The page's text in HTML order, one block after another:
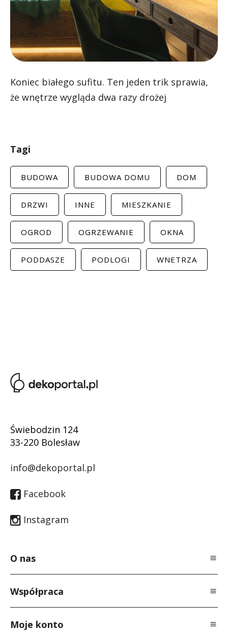
Koniec białego sufitu. Ten jeden trik sprawia,
że wnętrze wygląda dwa razy drożej
Tagi
BUDOWA BUDOWA DOMU DOM
DRZWI INNE MIESZKANIE
OGROD OGRZEWANIE OKNA
PODDASZE PODLOGI WNETRZA
Świebodzin 124
33-220 Bolesław
info@dekoportal.pl
Facebook
Instagram
O nas
Polityka prywatności
Współpraca
Moje konto